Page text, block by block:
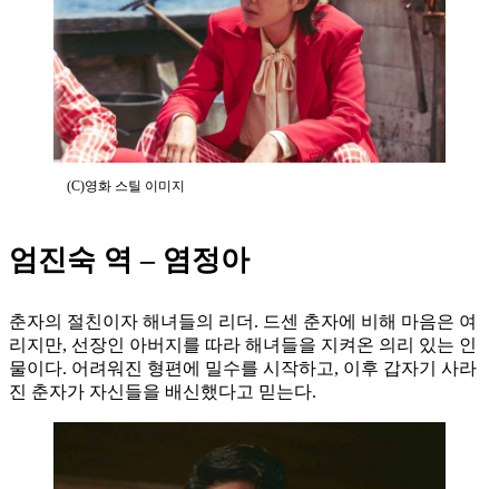
(C)영화 스틸 이미지
엄진숙 역 – 염정아
춘자의 절친이자 해녀들의 리더. 드센 춘자에 비해 마음은 여
리지만, 선장인 아버지를 따라 해녀들을 지켜온 의리 있는 인
물이다. 어려워진 형편에 밀수를 시작하고, 이후 갑자기 사라
진 춘자가 자신들을 배신했다고 믿는다.